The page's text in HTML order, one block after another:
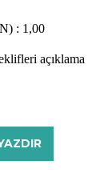
: 1,00
açıklama